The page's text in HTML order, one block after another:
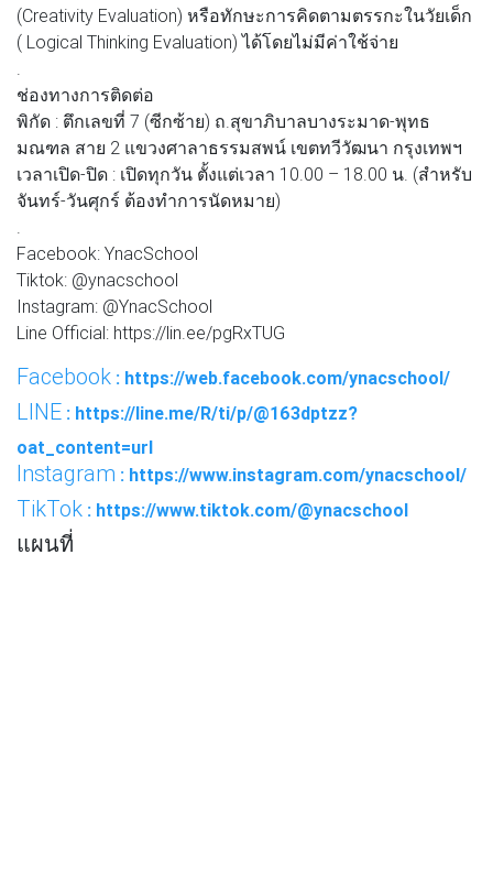
(Creativity Evaluation) หรือทักษะการคิดตามตรรกะในวัยเด็ก
( Logical Thinking Evaluation) ได้โดยไม่มีค่าใช้จ่าย
ช่องทางการติดต่อ
พิกัด : ตึกเลขที่ 7 (ซีกซ้าย) ถ.สุขาภิบาลบางระมาด-พุทธ
มณฑล สาย 2 แขวงศาลาธรรมสพน์ เขตทวีวัฒนา กรุงเทพฯ
เวลาเปิด-ปิด : เปิดทุกวัน ตั้งแต่เวลา 10.00 – 18.00 น. (สำหรับ
จันทร์-วันศุกร์ ต้องทำการนัดหมาย)
Facebook: YnacSchool
Tiktok: @ynacschool
Instagram: @YnacSchool
Line Official: https://lin.ee/pgRxTUG
Facebook : https://web.facebook.com/ynacschool/
LINE : https://line.me/R/ti/p/@163dptzz?
oat_content=url
Instagram : https://www.instagram.com/ynacschool/
TikTok : https://www.tiktok.com/@ynacschool
แผนที่